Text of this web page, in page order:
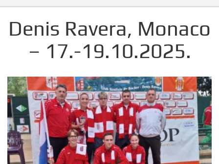
Denis Ravera, Monaco
– 17.-19.10.2025.